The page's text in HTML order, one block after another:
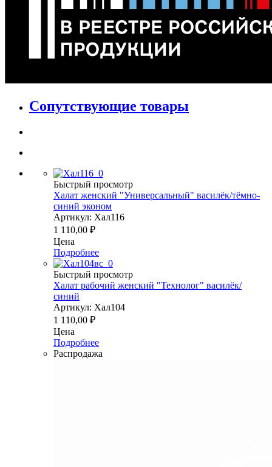
Сопутствующие товары
Быстрый просмотр
Халат женский "Универсальный" василёк/тёмно-
синий эконом
Артикул: Хал116
1 110,00 ₽
Цена
Подробнее
Быстрый просмотр
Халат рабочий женский "Технолог" василёк/
синий
Артикул: Хал104
1 110,00 ₽
Цена
Подробнее
Распродажа